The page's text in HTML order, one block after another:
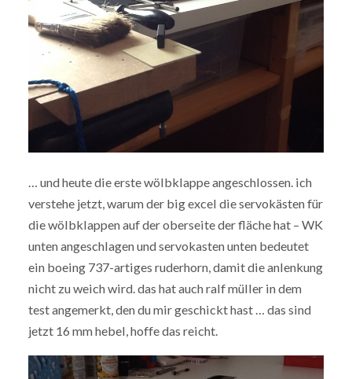
… und heute die erste wölbklappe angeschlossen. ich
verstehe jetzt, warum der big excel die servokästen für
die wölbklappen auf der oberseite der fläche hat – WK
unten angeschlagen und servokasten unten bedeutet
ein boeing 737-artiges ruderhorn, damit die anlenkung
nicht zu weich wird. das hat auch ralf müller in dem
test angemerkt, den du mir geschickt hast … das sind
jetzt 16 mm hebel, hoffe das reicht.